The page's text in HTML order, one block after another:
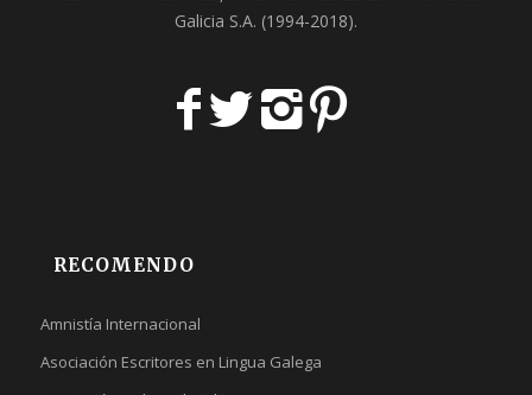
Galicia S.A. (1994-2018).
RECOMENDO
Amnistía Internacional
Asociación Escritores en Lingua Galega